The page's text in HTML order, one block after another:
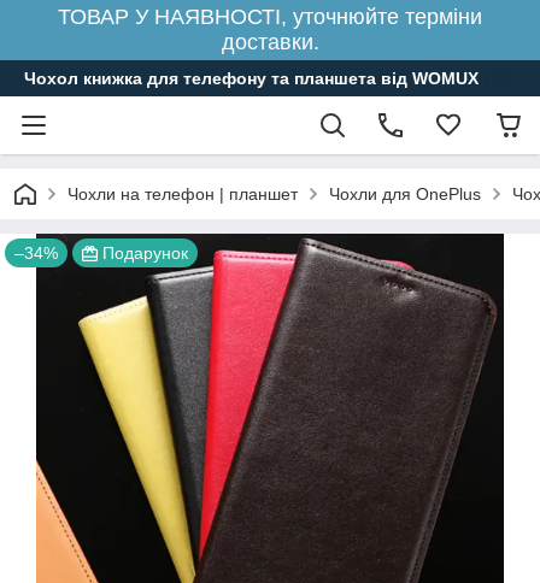
ТОВАР У НАЯВНОСТІ, уточнюйте терміни
доставки.
Чохол книжка для телефону та планшета від WOMUX
Чохли на телефон | планшет Чохли для OnePlus
–34% Подарунок